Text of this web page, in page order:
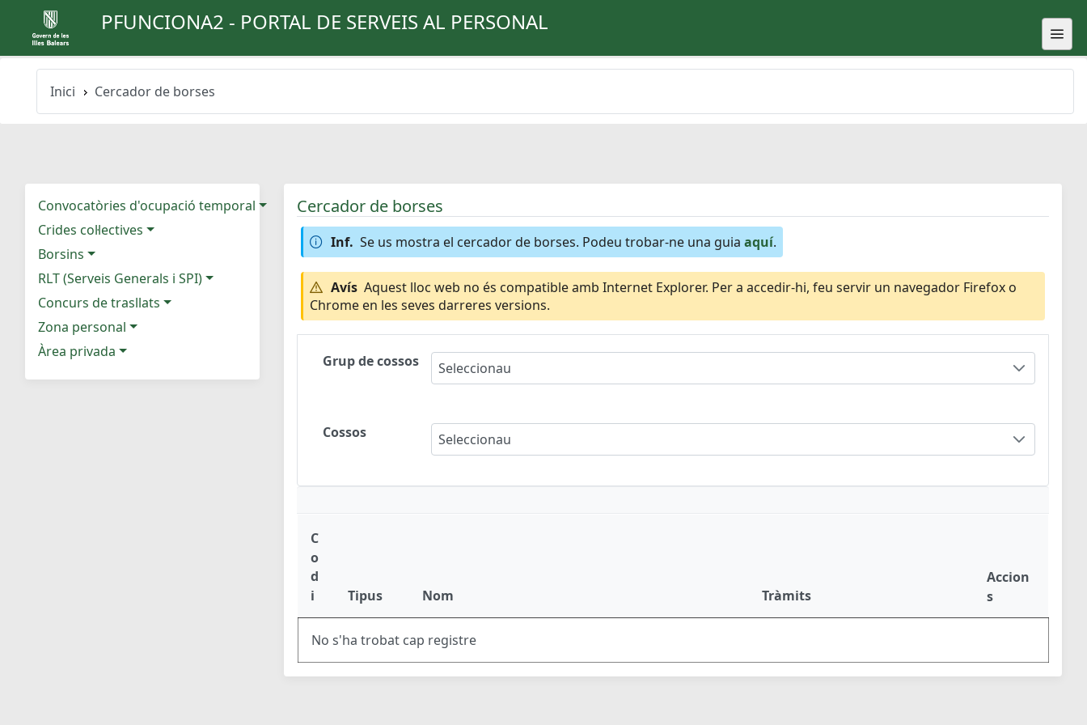
PFUNCIONA2 - PORTAL DE SERVEIS AL PERSONAL
Inici Cercador de borses
Convocatòries d'ocupació temporal
Crides col·lectives
Borsins
RLT (Serveis Generals i SPI)
Concurs de trasllats
Zona personal
Àrea privada
Cercador de borses
Inf. Se us mostra el cercador de borses. Podeu trobar-ne una guia aquí.
Avís Aquest lloc web no és compatible amb Internet Explorer. Per a accedir-hi, feu servir un navegador Firefox o
Chrome en les seves darreres versions.
Grup de cossos Seleccionau
Cossos Seleccionau
C
o
d
i
Tipus Nom Tràmits
Accion
s
No s'ha trobat cap registre